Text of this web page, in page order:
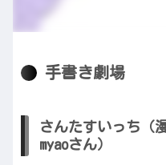
手書き劇場
さんたすいっち（
myaoさん）